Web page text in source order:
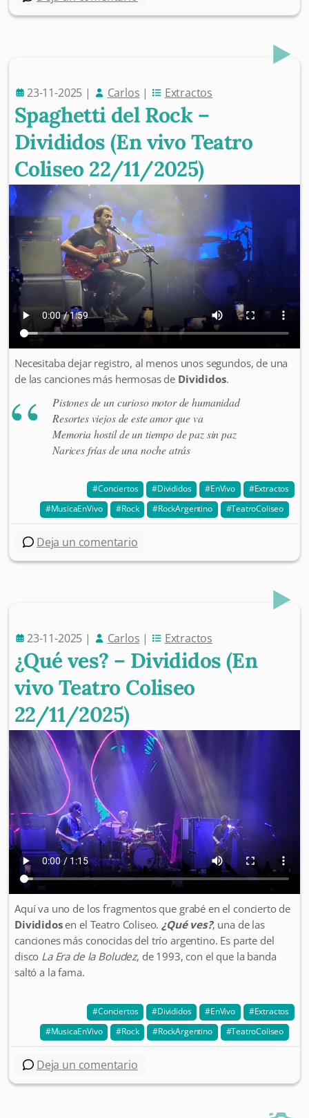
23-11-2025 | Carlos | Extractos
Spaghetti del Rock –
Divididos (En vivo Teatro
Coliseo 22/11/2025)
Necesitaba dejar registro, al menos unos segundos, de una
de las canciones más hermosas de Divididos.
Pistones de un curioso motor de humanidad
Resortes viejos de este amor que va
Memoria hostil de un tiempo de paz sin paz
Narices frías de una noche atrás
Conciertos Divididos EnVivo
Extractos
MusicaEnVivo
Rock RockArgentino TeatroColiseo
Deja un comentario
23-11-2025 | Carlos | Extractos
¿Qué ves? – Divididos (En
vivo Teatro Coliseo
22/11/2025)
Aquí va uno de los fragmentos que grabé en el concierto de
Divididosen el Teatro Coliseo.¿Qué ves?, una de las
canciones más conocidas del trío argentino. Es parte del
disco La Era de la Boludez, de 1993, con el que la banda
saltó a la fama.
Conciertos Divididos EnVivo
Extractos
MusicaEnVivo
Rock RockArgentino TeatroColiseo
Deja un comentario